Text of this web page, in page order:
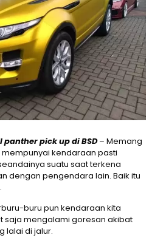
pick up di BSD– Memang
kendaraan pasti
suatu saat terkena
dengan pengendara lain. Baik itu
buru pun kendaraan kita
saja mengalami goresan akibat
lalai di jalur.